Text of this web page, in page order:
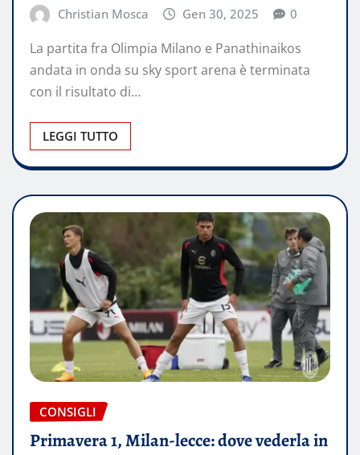
Christian Mosca Gen 30, 2025 0
La partita fra Olimpia Milano e Panathinaikos
andata in onda su sky sport arena è terminata
con il risultato di…
LEGGI TUTTO
CONSIGLI
Primavera 1, Milan-lecce: dove vederla in